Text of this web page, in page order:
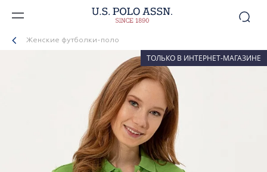
Женские футболки-поло
ТОЛЬКО В ИНТЕРНЕТ-МАГАЗИНЕ